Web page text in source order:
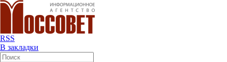
RSS
В закладки